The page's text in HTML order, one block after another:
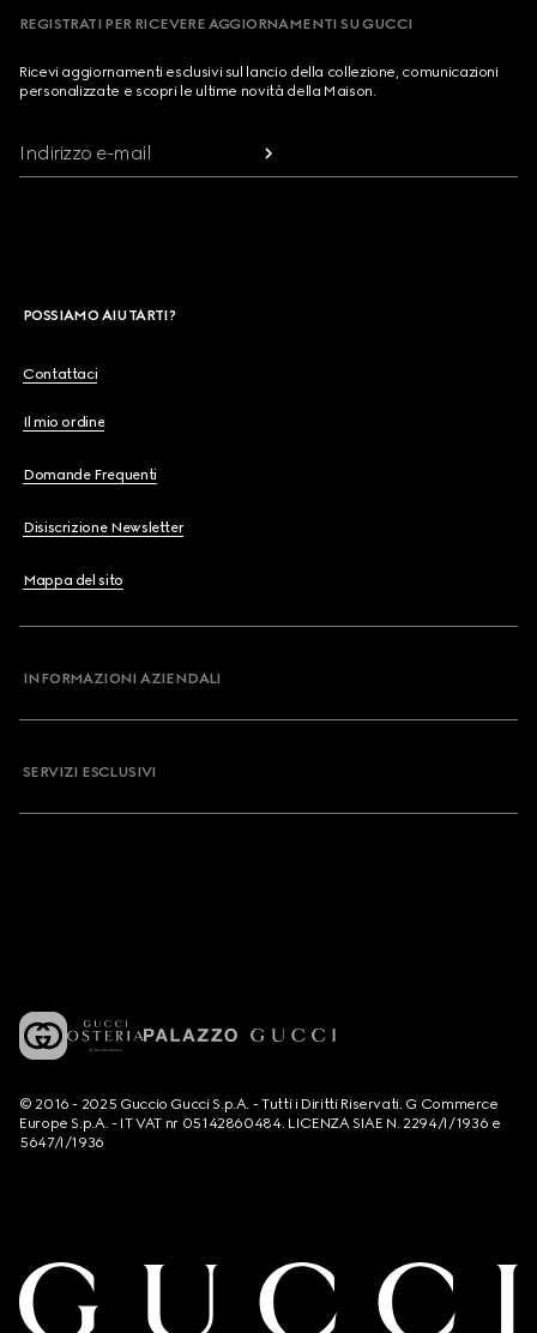
REGISTRATI PER RICEVERE AGGIORNAMENTI SU GUCCI
Ricevi aggiornamenti esclusivi sul lancio della collezione, comunicazioni
personalizzate e scopri le ultime novità della Maison.
Indirizzo e-mail
POSSIAMO AIUTARTI?
Contattaci
Il mio ordine
Domande Frequenti
Disiscrizione Newsletter
Mappa del sito
INFORMAZIONI AZIENDALI
SERVIZI ESCLUSIVI
© 2016 - 2025 Guccio Gucci S.p.A. - Tutti i Diritti Riservati. G Commerce
Europe S.p.A. - IT VAT nr 05142860484. LICENZA SIAE N. 2294/I/1936 e
5647/I/1936